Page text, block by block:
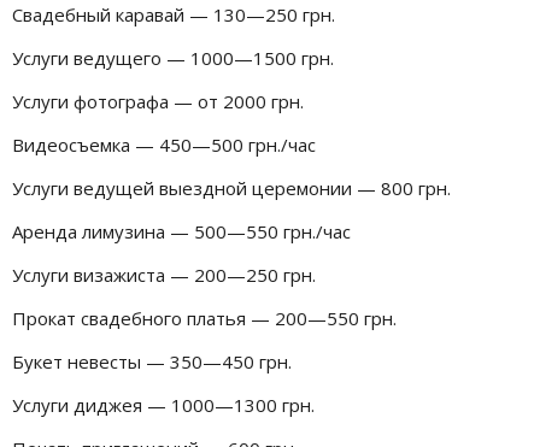
Свадебный каравай — 130—250 грн.
Услуги ведущего — 1000—1500 грн.
Услуги фотографа — от 2000 грн.
Видеосъемка — 450—500 грн./час
Услуги ведущей выездной церемонии — 800 грн.
Аренда лимузина — 500—550 грн./час
Услуги визажиста — 200—250 грн.
Прокат свадебного платья — 200—550 грн.
Букет невесты — 350—450 грн.
Услуги диджея — 1000—1300 грн.